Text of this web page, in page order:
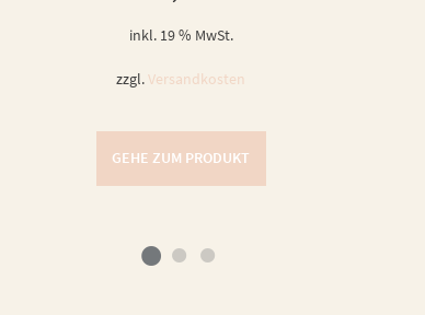
inkl. 19 % MwSt.
zzgl.Versandkosten
GEHE ZUM PRODUKT